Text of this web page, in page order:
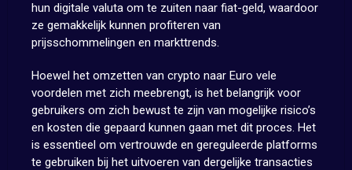
hun digitale valuta om te zuiten naar fiat-geld, waardoor
ze gemakkelijk kunnen profiteren van
prijsschommelingen en markttrends.
Hoewel het omzetten van crypto naar Euro vele
voordelen met zich meebrengt, is het belangrijk voor
gebruikers om zich bewust te zijn van mogelijke risico’s
en kosten die gepaard kunnen gaan met dit proces. Het
is essentieel om vertrouwde en gereguleerde platforms
te gebruiken bij het uitvoeren van dergelijke transacties